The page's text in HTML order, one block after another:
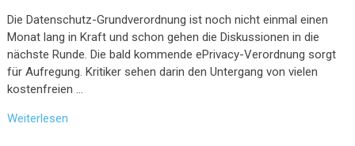
Die Datenschutz-Grundverordnung ist noch nicht einmal einen
Monat lang in Kraft und schon gehen die Diskussionen in die
nächste Runde. Die bald kommende ePrivacy-Verordnung sorgt
für Aufregung. Kritiker sehen darin den Untergang von vielen
kostenfreien …
Weiterlesen